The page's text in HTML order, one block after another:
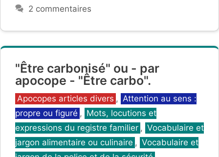
2 commentaires
"Être carbonisé" ou - par
apocope - "Être carbo".
Catégories
Apocopes articles divers , Attention au sens :
propre ou figuré , Mots, locutions et
expressions du registre familier , Vocabulaire et
jargon alimentaire ou culinaire , Vocabulaire et